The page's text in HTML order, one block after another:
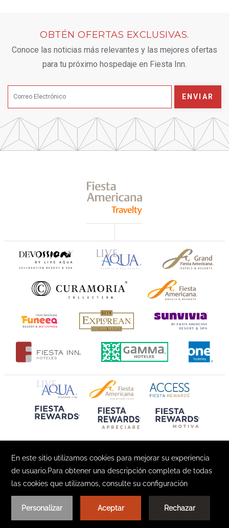
OBTÉN OFERTAS EXCLUSIVAS.
Conoce las noticias más relevantes y las mejores ofertas
para tu próximo hospedaje en Fiesta Inn.
ENVIAR